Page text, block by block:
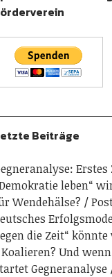
Beiträge
leben“
Wendehälse?
die Zeit“
Koalieren? Und
Gegneranalyse